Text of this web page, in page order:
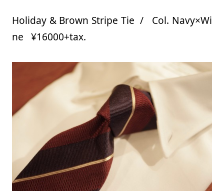
Holiday & Brown Stripe Tie / Col. Navy×Wi
ne ¥16000+tax.